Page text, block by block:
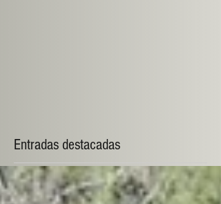
Entradas destacadas